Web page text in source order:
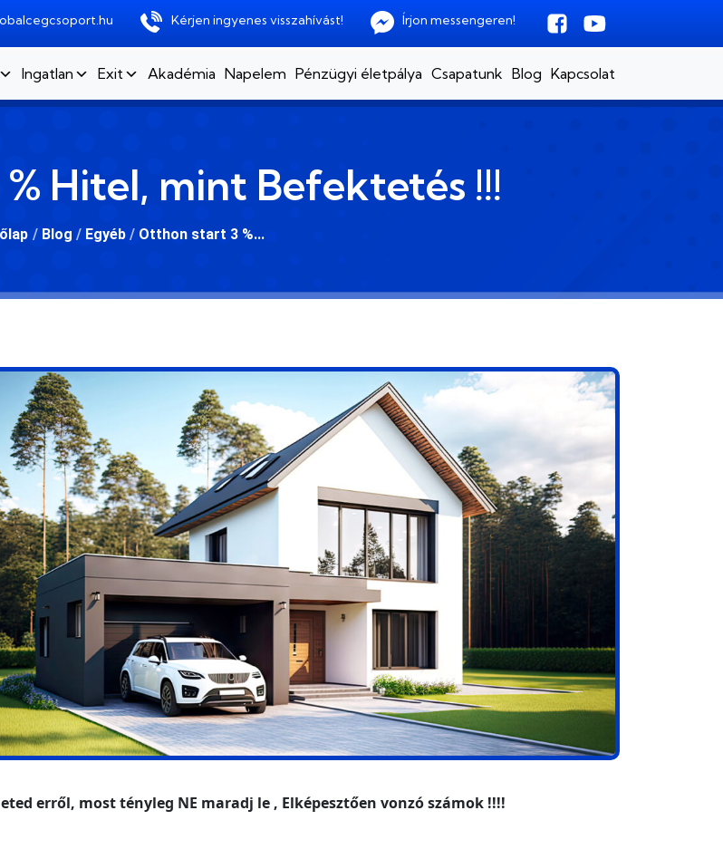
Kérjen ingyenes visszahívást! Írjon messengeren!
Ingatlan Exit Akadémia Napelem Pénzügyi életpálya Csapatunk Blog Kapcsolat
Hitel, mint Befektetés !!!
/ Blog / Egyéb / Otthon start 3 %...
erről, most tényleg NE maradj le , Elképesztően vonzó számok !!!!